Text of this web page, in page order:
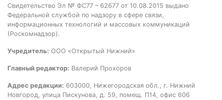
Свидетельство Эл № ФС77 – 62677 от 10.08.2015 выдано
Федеральной службой по надзору в сфере связи,
информационных технологий и массовых коммуникаций
(Роскомнадзор).
Учредитель: ООО «Открытый Нижний»
Главный редактор: Валерий Прохоров
Адрес редакции: 603000, Нижегородская обл., г. Нижний
Новгород, улица Пискунова, д. 59, помещ. П14, офис 606